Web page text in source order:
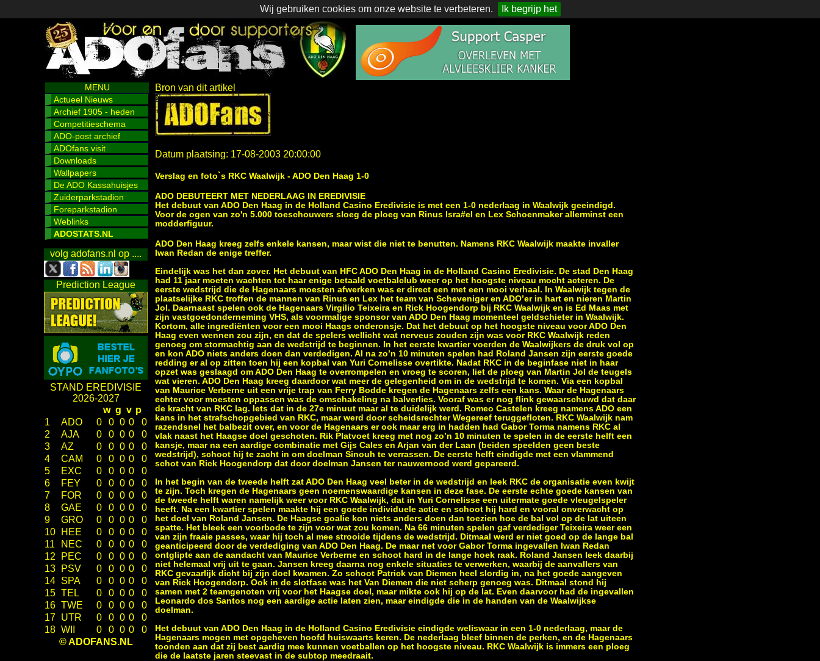
Wij gebruiken cookies om onze website te verbeteren. Ik begrijp het
MENU
Actueel Nieuws
Archief 1905 - heden
Competitieschema
ADO-post archief
ADOfans visit
Downloads
Wallpapers
De ADO Kassahuisjes
Zuiderparkstadion
Foreparkstadion
Weblinks
ADOSTATS.NL
volg adofans.nl op ....
Prediction League
STAND EREDIVISIE
2026-2027
w g v p
1
ADO 0 0 0 0
0
2
AJA 0 0 0 0
0
3
AZ 0 0 0 0
0
4
CAM 0 0 0 0
0
5
EXC 0 0 0 0
0
6
FEY 0 0 0 0
0
7
FOR 0 0 0 0
0
8
GAE 0 0 0 0
0
9
GRO 0 0 0 0
0
10
HEE 0 0 0 0
0
11
NEC 0 0 0 0
0
12
PEC 0 0 0 0
0
13
PSV 0 0 0 0
0
14 SPA 0 0 0 0
0
15 TEL 0 0 0 0
0
16 TWE 0 0 0 0
0
17 UTR 0 0 0 0
0
18 WII 0 0 0 0
0
© ADOFANS.NL
Bron van dit artikel
Datum plaatsing: 17-08-2003 20:00:00
Verslag en foto`s RKC Waalwijk - ADO Den Haag 1-0
ADO DEBUTEERT MET NEDERLAAG IN EREDIVISIE
Het debuut van ADO Den Haag in de Holland Casino Eredivisie is met een 1-0 nederlaag in Waalwijk geeindigd.
Voor de ogen van zo'n 5.000 toeschouwers sloeg de ploeg van Rinus Isra#el en Lex Schoenmaker allerminst een
modderfiguur.
ADO Den Haag kreeg zelfs enkele kansen, maar wist die niet te benutten. Namens RKC Waalwijk maakte invaller
Iwan Redan de enige treffer.
Eindelijk was het dan zover. Het debuut van HFC ADO Den Haag in de Holland Casino Eredivisie. De stad Den Haag
had 11 jaar moeten wachten tot haar enige betaald voetbalclub weer op het hoogste niveau mocht acteren. De
eerste wedstrijd die de Hagenaars moesten afwerken was er direct een met een mooi verhaal. In Waalwijk tegen de
plaatselijke RKC troffen de mannen van Rinus en Lex het team van Scheveniger en ADO’er in hart en nieren Martin
Jol. Daarnaast spelen ook de Hagenaars Virgilio Teixeira en Rick Hoogendorp bij RKC Waalwijk en is Ed Maas met
zijn vastgoedonderneming VHS, als voormalige sponsor van ADO Den Haag momenteel geldschieter in Waalwijk.
Kortom, alle ingrediënten voor een mooi Haags onderonsje. Dat het debuut op het hoogste niveau voor ADO Den
Haag even wennen zou zijn, en dat de spelers wellicht wat nerveus zouden zijn was voor RKC Waalwijk reden
genoeg om stormachtig aan de wedstrijd te beginnen. In het eerste kwartier voerden de Waalwijkers de druk vol op
en kon ADO niets anders doen dan verdedigen. Al na zo’n 10 minuten spelen had Roland Jansen zijn eerste goede
redding er al op zitten toen hij een kopbal van Yuri Cornelisse overtikte. Nadat RKC in de beginfase niet in haar
opzet was geslaagd om ADO Den Haag te overrompelen en vroeg te scoren, liet de ploeg van Martin Jol de teugels
wat vieren. ADO Den Haag kreeg daardoor wat meer de gelegenheid om in de wedstrijd te komen. Via een kopbal
van Maurice Verberne uit een vrije trap van Ferry Bodde kregen de Hagenaars zelfs een kans. Waar de Hagenaars
echter voor moesten oppassen was de omschakeling na balverlies. Vooraf was er nog flink gewaarschuwd dat daar
de kracht van RKC lag. Iets dat in de 27e minuut maar al te duidelijk werd. Romeo Castelen kreeg namens ADO een
kans in het strafschopgebied van RKC, maar werd door scheidsrechter Wegereef teruggefloten. RKC Waalwijk nam
razendsnel het balbezit over, en voor de Hagenaars er ook maar erg in hadden had Gabor Torma namens RKC al
vlak naast het Haagse doel geschoten. Rik Platvoet kreeg met nog zo’n 10 minuten te spelen in de eerste helft een
kansje, maar na een aardige combinatie met Gijs Cales en Arjan van der Laan (beiden speelden geen beste
wedstrijd), schoot hij te zacht in om doelman Sinouh te verrassen. De eerste helft eindigde met een vlammend
schot van Rick Hoogendorp dat door doelman Jansen ter nauwernood werd gepareerd.
In het begin van de tweede helft zat ADO Den Haag veel beter in de wedstrijd en leek RKC de organisatie even kwijt
te zijn. Toch kregen de Hagenaars geen noemenswaardige kansen in deze fase. De eerste echte goede kansen van
de tweede helft waren namelijk weer voor RKC Waalwijk, dat in Yuri Cornelisse een uitermate goede vleugelspeler
heeft. Na een kwartier spelen maakte hij een goede individuele actie en schoot hij hard en vooral onverwacht op
het doel van Roland Jansen. De Haagse goalie kon niets anders doen dan toezien hoe de bal vol op de lat uiteen
spatte. Het bleek een voorbode te zijn voor wat zou komen. Na 66 minuten spelen gaf verdediger Teixeira weer een
van zijn fraaie passes, waar hij toch al mee strooide tijdens de wedstrijd. Ditmaal werd er niet goed op de lange bal
geanticipeerd door de verdediging van ADO Den Haag. De maar net voor Gabor Torma ingevallen Iwan Redan
ontglipte aan de aandacht van Maurice Verberne en schoot hard in de lange hoek raak. Roland Jansen leek daarbij
niet helemaal vrij uit te gaan. Jansen kreeg daarna nog enkele situaties te verwerken, waarbij de aanvallers van
RKC gevaarlijk dicht bij zijn doel kwamen. Zo schoot Patrick van Diemen heel slordig in, na het goede aangeven
van Rick Hoogendorp. Ook in de slotfase was het Van Diemen die niet scherp genoeg was. Ditmaal stond hij
samen met 2 teamgenoten vrij voor het Haagse doel, maar mikte ook hij op de lat. Even daarvoor had de ingevallen
Leonardo dos Santos nog een aardige actie laten zien, maar eindigde die in de handen van de Waalwijkse
doelman.
Het debuut van ADO Den Haag in de Holland Casino Eredivisie eindigde weliswaar in een 1-0 nederlaag, maar de
Hagenaars mogen met opgeheven hoofd huiswaarts keren. De nederlaag bleef binnen de perken, en de Hagenaars
toonden aan dat zij best aardig mee kunnen voetballen op het hoogste niveau. RKC Waalwijk is immers een ploeg
die de laatste jaren steevast in de subtop meedraait.